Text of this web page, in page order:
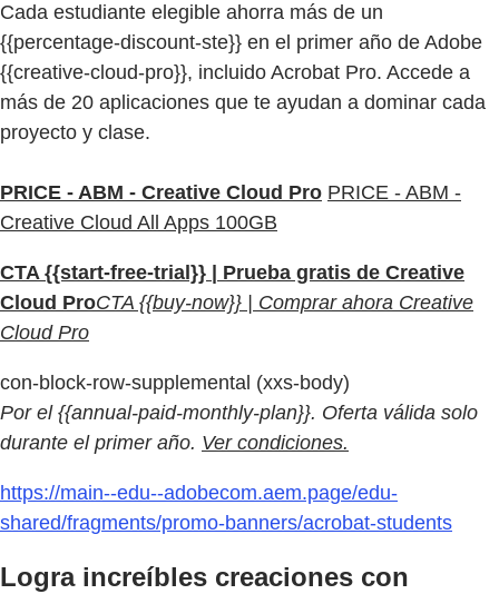
Cada estudiante elegible ahorra más de un
{{percentage-discount-ste}} en el primer año de Adobe
{{creative-cloud-pro}}, incluido Acrobat Pro. Accede a
más de 20 aplicaciones que te ayudan a dominar cada
proyecto y clase.
PRICE - ABM - Creative Cloud Pro PRICE - ABM -
Creative Cloud All Apps 100GB
CTA {{start-free-trial}} | Prueba gratis de Creative
Cloud ProCTA {{buy-now}} | Comprar ahora Creative
Cloud Pro
con-block-row-supplemental (xxs-body)
Por el {{annual-paid-monthly-plan}}. Oferta válida solo
durante el primer año. Ver condiciones.
https://main--edu--adobecom.aem.page/edu-
shared/fragments/promo-banners/acrobat-students
Logra increíbles creaciones con